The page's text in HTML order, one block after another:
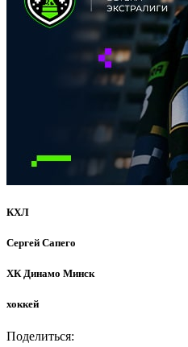
КХЛ
Сергей Сапего
ХК Динамо Минск
хоккей
Поделиться: